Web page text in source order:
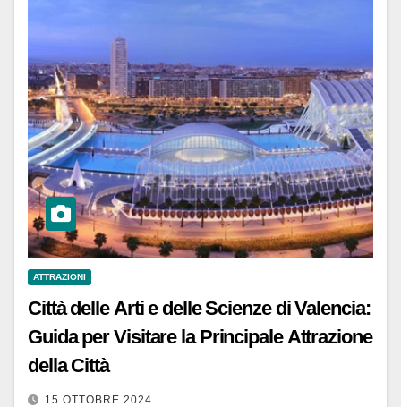
ATTRAZIONI
Città delle Arti e delle Scienze di Valencia:
Guida per Visitare la Principale Attrazione
della Città
15 OTTOBRE 2024